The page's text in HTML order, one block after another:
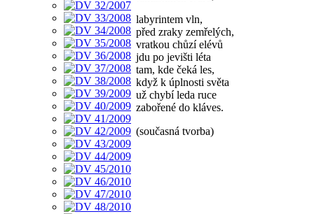
labyrintem vln,
před zraky zemřelých,
vratkou chůzí elévů
jdu po jevišti léta
tam, kde čeká les,
když k úplnosti světa
už chybí leda ruce
zabořené do kláves.
(současná tvorba)